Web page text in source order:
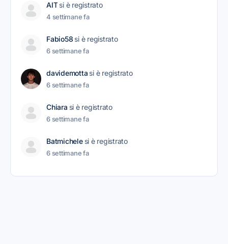
AIT si è registrato
4 settimane fa
Fabio58 si è registrato
6 settimane fa
davidemotta si è registrato
6 settimane fa
Chiara si è registrato
6 settimane fa
Batmichele si è registrato
6 settimane fa